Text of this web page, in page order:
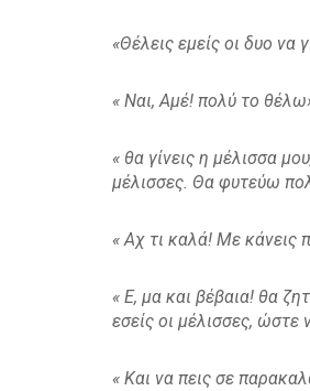
«Θέλεις εμείς οι δυο να
« Ναι, Αμέ! πολύ το
« θα γίνεις η μέλισσα
μέλισσες. Θα φυτεύω
« Αχ τι καλά! Με κάνεις
« Ε, μα και βέβαια! θα
εσείς οι μέλισσες, ώστε
« Και να πεις σε